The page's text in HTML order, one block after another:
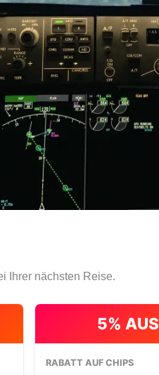
Ihrer nächsten Reise.
5% AUS
RABATT AUF CHIPS